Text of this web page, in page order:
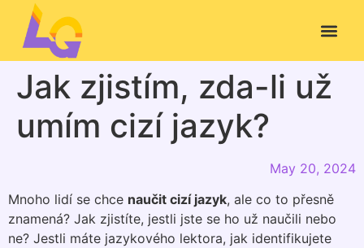
Jak zjistím, zda-li už
umím cizí jazyk?
May 20, 2024
Mnoho lidí se chce naučit cizí jazyk, ale co to přesně
znamená? Jak zjistíte, jestli jste se ho už naučili nebo
ne? Jestli máte jazykového lektora, jak identifikujete